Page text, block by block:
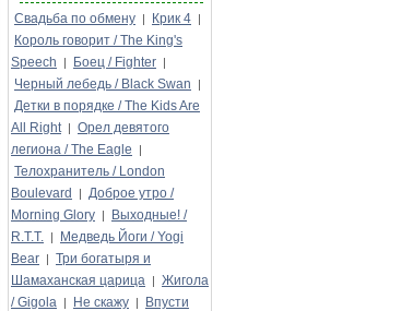
Свадьба по обмену | Крик 4 |
Король говорит / The King's
Speech
| Боец / Fighter |
Черный лебедь / Black Swan |
Детки в порядке / The Kids Are
All Right | Орел девятого
легиона / The Eagle
|
Телохранитель / London
Boulevard
| Доброе утро /
Morning Glory |
Выходные! /
R.T.T. |
Медведь Йоги / Yogi
Bear | Три богатыря и
Шамаханская царица | Жигола
/ Gigola | Не скажу |
Впусти